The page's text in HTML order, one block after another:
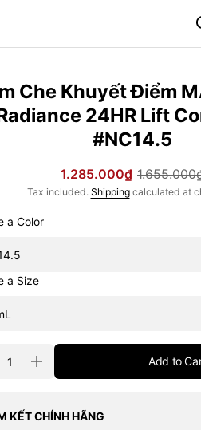
Che Khuyết Điểm
24HR Lift
#NC14.5
Sale
1.285.000₫
Regular
Tax included. Shippingcalculated at
Choose a Color
Choose a Size
Increase
quantity
Che
Add to
KẾT CHÍNH HÃNG